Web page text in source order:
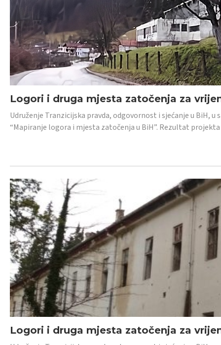
Logori i druga mjesta zatočenja za
Udruženje Tranzicijska pravda, odgovornost i sjećanje u BiH,
“Mapiranje logora i mjesta zatočenja u BiH”. Rezultat
Logori i druga mjesta zatočenja za